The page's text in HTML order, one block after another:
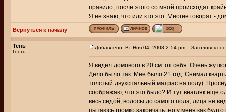
правило, после этого со мной происходят
Я не знаю, что или кто это. Многие говорят -
Вернуться к началу
Тень
Гость
Добавлено: Вт Ноя 04, 2008 2:54 pm Заголовок
Я видел домового в 20 см. от себя. Очень
Дело было так. Мне было 21 год. Снимал
толстый двухспальный матрас на полу).
соображаю, что это было? И тут внагляк еще
весь седой, волосы до самого пола, лица не
пытаюсь громко закричать, но у меня как